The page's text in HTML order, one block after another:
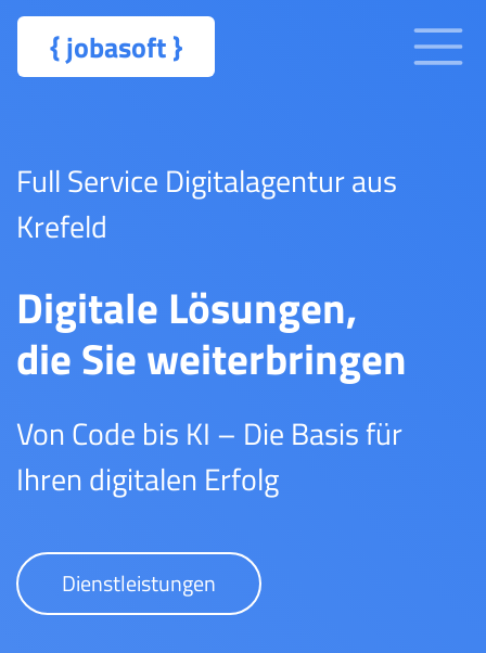
{jobasoft}
Full Service Digitalagentur aus
Krefeld
Digitale Lösungen,
die Sie weiterbringen
Von Code bis KI – Die Basis für
Ihren digitalen Erfolg
Dienstleistungen